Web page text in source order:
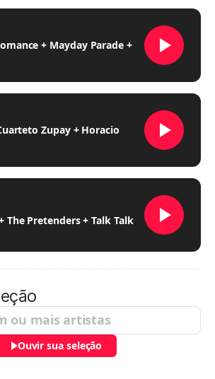
+ Mayday Parade +
Zupay + Horacio
The Pretenders + Talk Talk
Ouvir sua seleção